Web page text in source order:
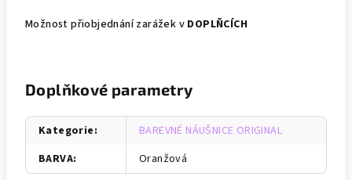
Možnost přiobjednání zarážek v DOPLŇCÍCH
Doplňkové parametry
Kategorie:
BAREVNÉ NÁUŠNICE ORIGINAL
BARVA: Oranžová